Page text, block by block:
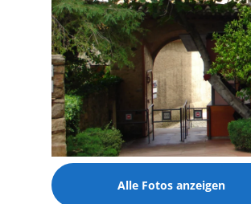
Alle Fotos anzeigen